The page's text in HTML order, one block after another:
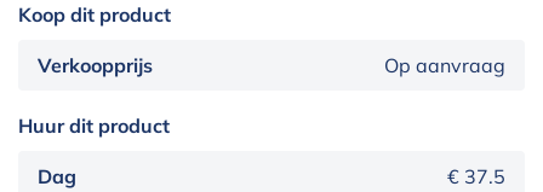
Koop dit product
Verkoopprijs Op aanvraag
Huur dit product
Dag € 37.5